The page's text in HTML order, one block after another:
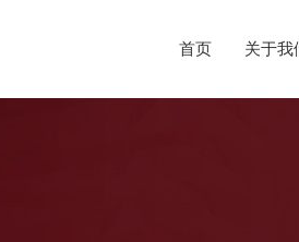
首页 关于我